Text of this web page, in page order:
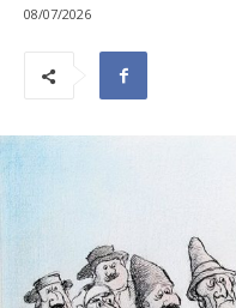
08/07/2026